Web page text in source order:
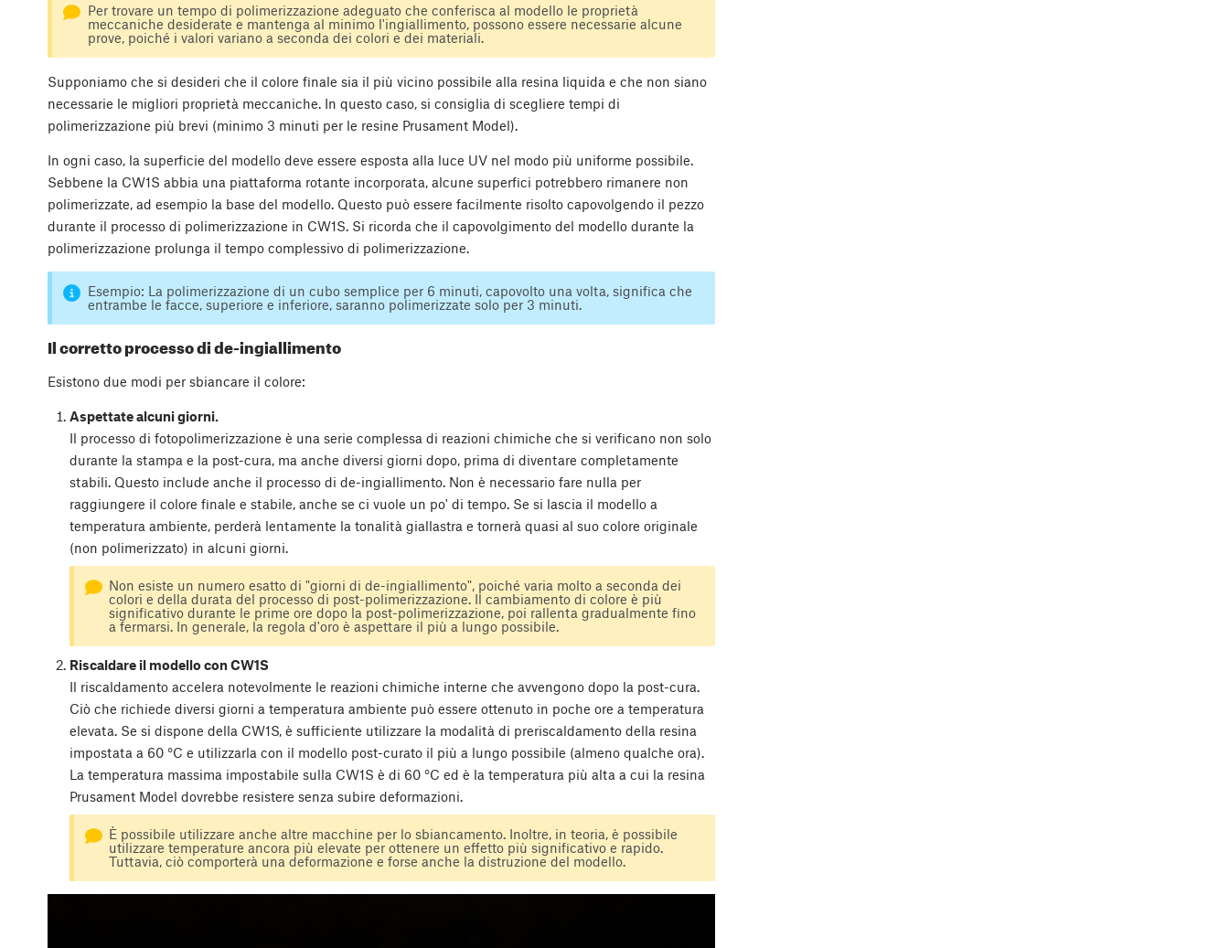
Per trovare un tempo di polimerizzazione adeguato che conferisca al modello le proprietà
meccaniche desiderate e mantenga al minimo l'ingiallimento, possono essere necessarie alcune
prove, poiché i valori variano a seconda dei colori e dei materiali.
Supponiamo che si desideri che il colore finale sia il più vicino possibile alla resina liquida e che non siano
necessarie le migliori proprietà meccaniche. In questo caso, si consiglia di scegliere tempi di
polimerizzazione più brevi (minimo 3 minuti per le resine Prusament Model).
In ogni caso, la superficie del modello deve essere esposta alla luce UV nel modo più uniforme possibile.
Sebbene la CW1S abbia una piattaforma rotante incorporata, alcune superfici potrebbero rimanere non
polimerizzate, ad esempio la base del modello. Questo può essere facilmente risolto capovolgendo il pezzo
durante il processo di polimerizzazione in CW1S. Si ricorda che il capovolgimento del modello durante la
polimerizzazione prolunga il tempo complessivo di polimerizzazione.
Esempio: La polimerizzazione di un cubo semplice per 6 minuti, capovolto una volta, significa che
entrambe le facce, superiore e inferiore, saranno polimerizzate solo per 3 minuti.
Il corretto processo di de-ingiallimento
Esistono due modi per sbiancare il colore:
Aspettate alcuni giorni.
Il processo di fotopolimerizzazione è una serie complessa di reazioni chimiche che si verificano non solo
durante la stampa e la post-cura, ma anche diversi giorni dopo, prima di diventare completamente
stabili. Questo include anche il processo di de-ingiallimento. Non è necessario fare nulla per
raggiungere il colore finale e stabile, anche se ci vuole un po' di tempo. Se si lascia il modello a
temperatura ambiente, perderà lentamente la tonalità giallastra e tornerà quasi al suo colore originale
(non polimerizzato) in alcuni giorni.
Non esiste un numero esatto di "giorni di de-ingiallimento", poiché varia molto a seconda dei
colori e della durata del processo di post-polimerizzazione. Il cambiamento di colore è più
significativo durante le prime ore dopo la post-polimerizzazione, poi rallenta gradualmente fino
a fermarsi. In generale, la regola d'oro è aspettare il più a lungo possibile.
Riscaldare il modello con CW1S
Il riscaldamento accelera notevolmente le reazioni chimiche interne che avvengono dopo la post-cura.
Ciò che richiede diversi giorni a temperatura ambiente può essere ottenuto in poche ore a temperatura
elevata. Se si dispone della CW1S, è sufficiente utilizzare la modalità di preriscaldamento della resina
impostata a 60 °C e utilizzarla con il modello post-curato il più a lungo possibile (almeno qualche ora).
La temperatura massima impostabile sulla CW1S è di 60 °C ed è la temperatura più alta a cui la resina
Prusament Model dovrebbe resistere senza subire deformazioni.
È possibile utilizzare anche altre macchine per lo sbiancamento. Inoltre, in teoria, è possibile
utilizzare temperature ancora più elevate per ottenere un effetto più significativo e rapido.
Tuttavia, ciò comporterà una deformazione e forse anche la distruzione del modello.